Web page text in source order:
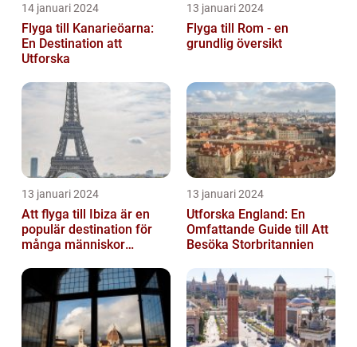
14 januari 2024
Flyga till Kanarieöarna:
En Destination att
Utforska
13 januari 2024
Flyga till Rom - en
grundlig översikt
13 januari 2024
Att flyga till Ibiza är en
populär destination för
många människor
13 januari 2024
Utforska England: En
Omfattande Guide till Att
Besöka Storbritannien